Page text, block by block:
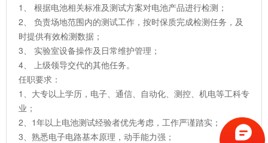
1、 根据电池相关标准及测试方案对电池产品进行检测；
2、 负责场地范围内的测试工作，按时保质完成检测任务，及
时提供有效检测数据；
3、 实验室设备操作及日常维护管理；
4、 上级领导交代的其他任务。
任职要求：
1、大专以上学历，电子、通信、自动化、测控、机电等工科专
业；
2、1年以上电池测试经验者优先考虑，工作严谨踏实；
3、熟悉电子电路基本原理，动手能力强；